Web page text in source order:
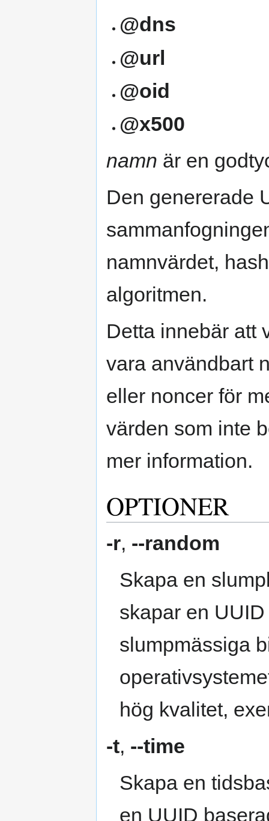
@dns
@url
@oid
@x500
namn är en
Den genererade
namnvärdet,
algoritmen.
Detta innebär att
vara användbart
eller noncer för
värden som inte
mer information.
OPTIONER
-r, --random
Skapa en
skapar en
slumpmässiga
hög kvalitet,
-t, --time
Skapa en
en UUID